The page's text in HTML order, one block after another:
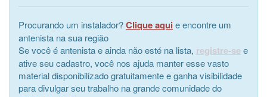
Procurando um instalador?Clique aqui e encontre um
antenista na sua região
Se você é antenista e ainda não esté na lista, registre-see
ative seu cadastro, você nos ajuda manter esse vasto
material disponibilizado gratuitamente e ganha visibilidade
para divulgar seu trabalho na grande comunidade do